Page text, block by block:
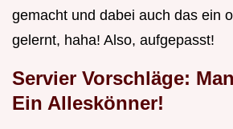
gemacht und dabei auch das ein
gelernt, haha! Also, aufgepasst!
Servier Vorschläge:
Ein Alleskönner!